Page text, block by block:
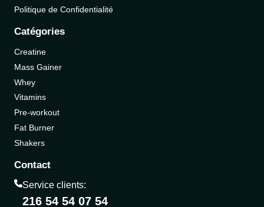
Politique de Confidentialité
Catégories
Creatine
Mass Gainer
Whey
Vitamins
Pre-workout
Fat Burner
Shakers
Contact
Service clients:
216 54 54 07 54